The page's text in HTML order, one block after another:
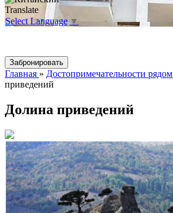
Translate
Select Language▼
Главная » Достопримечательности рядом
приведений
Долина приведений